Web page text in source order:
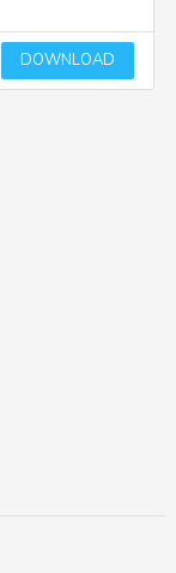
DOWNLOAD